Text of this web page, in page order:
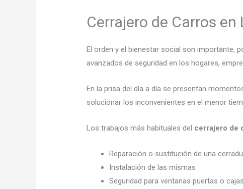
Cerrajero de Carros en
El orden y el bienestar social son importante,
avanzados de seguridad en los hogares,
En la prisa del día a día se presentan
solucionar los inconvenientes en el menor
Los trabajos más habituales del cerrajero de
Reparación o sustitución de una
Instalación de las mismas
Seguridad para ventanas puertas o